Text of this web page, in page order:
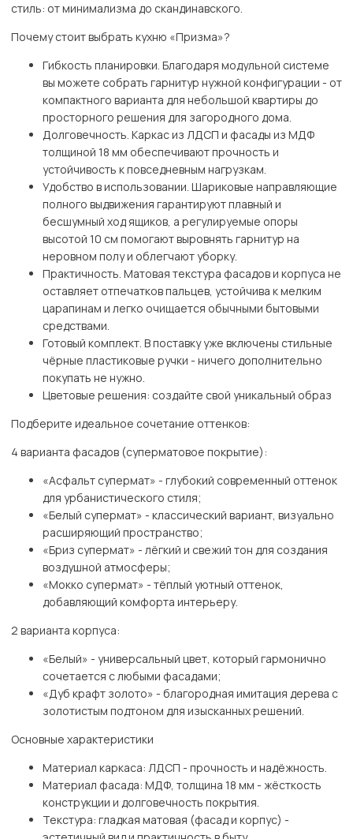
стиль: от минимализма до скандинавского.
Почему стоит выбрать кухню «Призма»?
Гибкость планировки. Благодаря модульной системе
вы можете собрать гарнитур нужной конфигурации - от
компактного варианта для небольшой квартиры до
просторного решения для загородного дома.
Долговечность. Каркас из ЛДСП и фасады из МДФ
толщиной 18 мм обеспечивают прочность и
устойчивость к повседневным нагрузкам.
Удобство в использовании. Шариковые направляющие
полного выдвижения гарантируют плавный и
бесшумный ход ящиков, а регулируемые опоры
высотой 10 см помогают выровнять гарнитур на
неровном полу и облегчают уборку.
Практичность. Матовая текстура фасадов и корпуса не
оставляет отпечатков пальцев, устойчива к мелким
царапинам и легко очищается обычными бытовыми
средствами.
Готовый комплект. В поставку уже включены стильные
чёрные пластиковые ручки - ничего дополнительно
покупать не нужно.
Цветовые решения: создайте свой уникальный образ
Подберите идеальное сочетание оттенков:
4 варианта фасадов (суперматовое покрытие):
«Асфальт супермат» - глубокий современный оттенок
для урбанистического стиля;
«Белый супермат» - классический вариант, визуально
расширяющий пространство;
«Бриз супермат» - лёгкий и свежий тон для создания
воздушной атмосферы;
«Мокко супермат» - тёплый уютный оттенок,
добавляющий комфорта интерьеру.
2 варианта корпуса:
«Белый» - универсальный цвет, который гармонично
сочетается с любыми фасадами;
«Дуб крафт золото» - благородная имитация дерева с
золотистым подтоном для изысканных решений.
Основные характеристики
Материал каркаса: ЛДСП - прочность и надёжность.
Материал фасада: МДФ, толщина 18 мм - жёсткость
конструкции и долговечность покрытия.
Текстура: гладкая матовая (фасад и корпус) -